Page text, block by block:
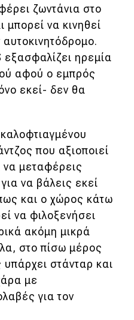
ζωντάνια στο
μπορεί να κινηθεί
ηρεμία
αφού ο εμπρός
εκεί- δεν θα
που αξιοποιεί
να μεταφέρεις
να βάλεις εκεί
και ο χώρος κάτω
να φιλοξενήσει
ακόμη μικρά
στο πίσω μέρος
στάνταρ και
με
για τον